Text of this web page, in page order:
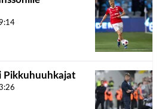
Pikkuhuuhkajat